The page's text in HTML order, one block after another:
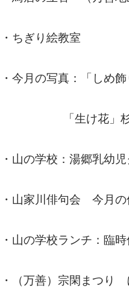
・ちぎり絵教室
・今月の写真：「しめ
「生け花」
・山の学校：湯郷乳幼
・山家川俳句会 今月
・山の学校ランチ：臨
・（万善）宗閑まつり